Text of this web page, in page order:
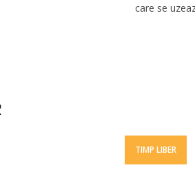
care se
TIMP LIBER